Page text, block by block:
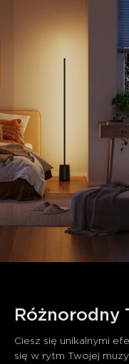
Różnorodny
Ciesz się unikalnymi
się w rytm Twojej